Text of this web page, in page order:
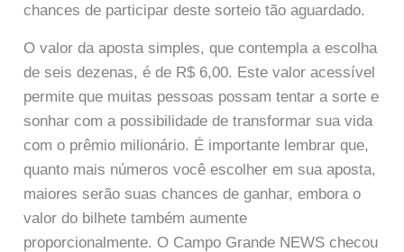
chances de participar deste sorteio tão aguardado.
O valor da aposta simples, que contempla a escolha
de seis dezenas, é de R$ 6,00. Este valor acessível
permite que muitas pessoas possam tentar a sorte e
sonhar com a possibilidade de transformar sua vida
com o prêmio milionário. É importante lembrar que,
quanto mais números você escolher em sua aposta,
maiores serão suas chances de ganhar, embora o
valor do bilhete também aumente
proporcionalmente. O Campo Grande NEWS checou